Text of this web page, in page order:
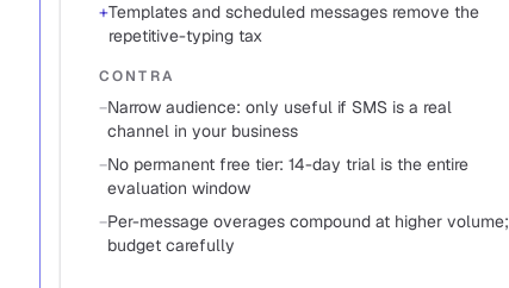
+Templates and scheduled messages remove the
repetitive-typing tax
CONTRA
−Narrow audience: only useful if SMS is a real
channel in your business
−No permanent free tier: 14-day trial is the entire
evaluation window
−Per-message overages compound at higher volume;
budget carefully